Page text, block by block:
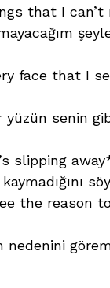
that I
face that I
senin
slipping
the reason
nedenini